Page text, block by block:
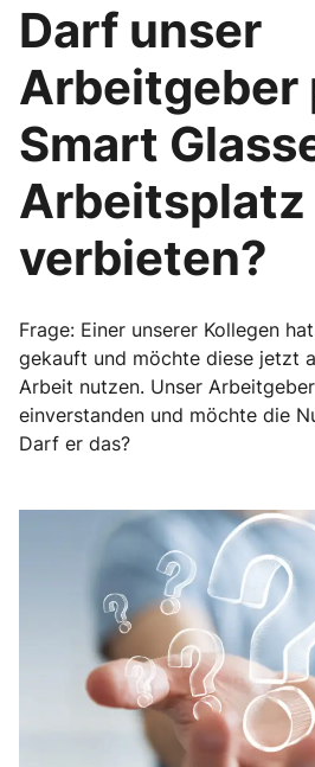
Darf unser
Arbeitgeber
Smart
Arbeitsplatz
verbieten?
Frage: Einer unserer Kollegen
gekauft und möchte diese jetzt
Arbeit nutzen. Unser
einverstanden und möchte die
Darf er das?